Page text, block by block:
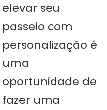
elevar seu
passeio com
personalização é
uma
oportunidade de
fazer uma